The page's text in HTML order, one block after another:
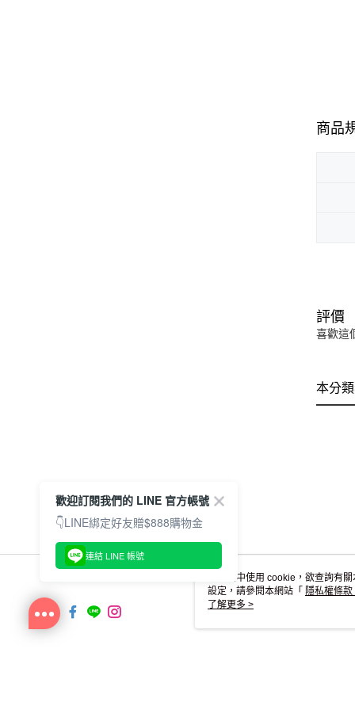
商品
評價
喜歡這
本分
本網站中使用 cookie，欲查詢有
設定，請參閱本網站「 隱私權條款
使用 cookie。
了解更多 >
歡迎訂閱我們的 LINE 官方帳號
👇LINE綁定好友贈$888購物金
連結 LINE 帳號